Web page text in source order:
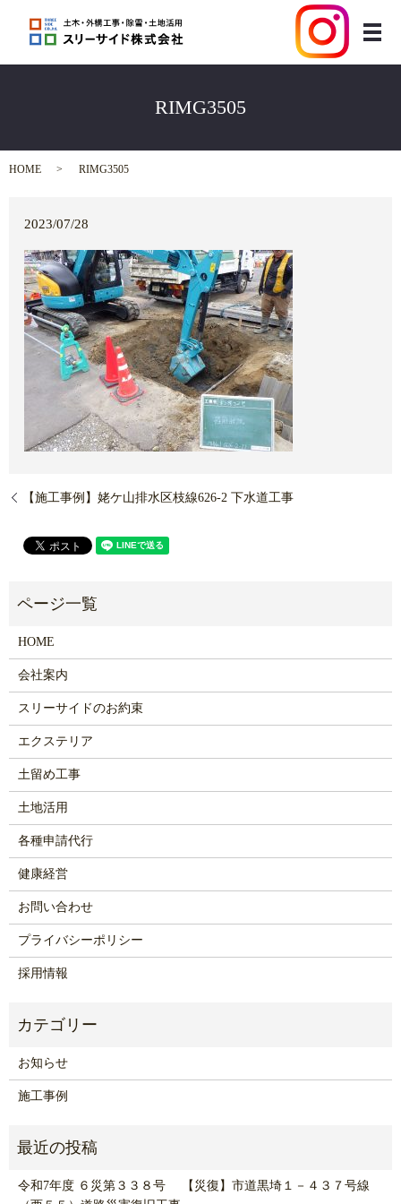
メ
RIMG3505
HOME RIMG3505
2023/07/28
【施工事例】姥ケ山排水区枝線626-2 下水道工事
HOME
会社案内
スリーサイドのお約束
エクステリア
土留め工事
土地活用
各種申請代行
健康経営
お問い合わせ
プライバシーポリシー
採用情報
お知らせ
施工事例
令和7年度 ６災第３３８号 【災復】市道黒埼１－４３７号線